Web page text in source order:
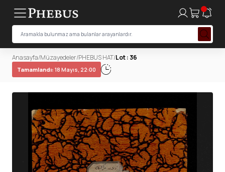
Anasayfa/Müzayedeler/PHEBUS HAT/Lot : 36
Tamamlandı: 18 Mayıs, 22:00